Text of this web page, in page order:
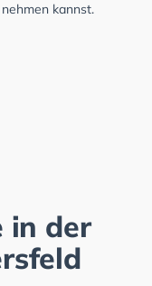
kannst.
in der